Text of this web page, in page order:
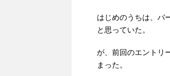
はじめのうちは、バ
と思っていた。
が、前回のエントリ
まった。